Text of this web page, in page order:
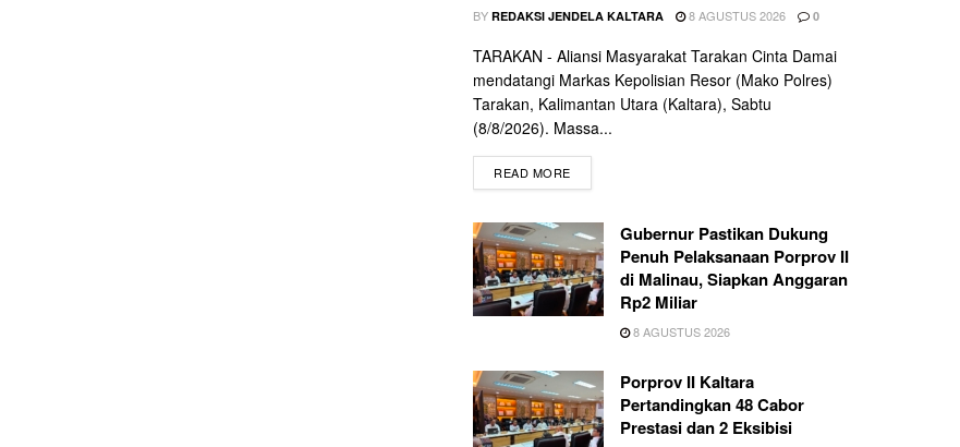
BY REDAKSI JENDELA KALTARA 8 AGUSTUS 2026 0
TARAKAN - Aliansi Masyarakat Tarakan Cinta Damai
mendatangi Markas Kepolisian Resor (Mako Polres)
Tarakan, Kalimantan Utara (Kaltara), Sabtu
(8/8/2026). Massa...
READ MORE
Gubernur Pastikan Dukung
Penuh Pelaksanaan Porprov II
di Malinau, Siapkan Anggaran
Rp2 Miliar
8 AGUSTUS 2026
Porprov II Kaltara
Pertandingkan 48 Cabor
Prestasi dan 2 Eksibisi